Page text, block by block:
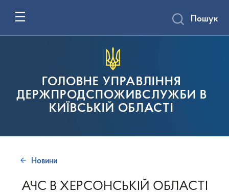
ГОЛОВНЕ УПРАВЛІННЯ
ДЕРЖПРОДСПОЖИВСЛУЖБИ В
КИЇВСЬКІЙ ОБЛАСТІ
Пошук
Новини
АЧС В ХЕРСОНСЬКІЙ ОБЛАСТІ